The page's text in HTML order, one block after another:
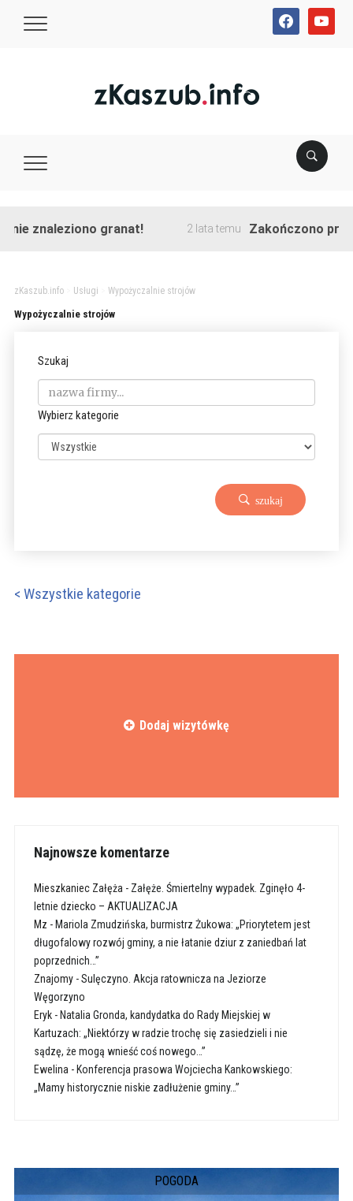
facebookyoutube
znaleziono granat! 2 lata temu Zakończono
zKaszub.info> Usługi Wypożyczalnie strojów
Wypożyczalnie strojów
Szukaj
Wybierz kategorie
szukaj
< Wszystkie kategorie
Dodaj wizytówkę
Najnowsze komentarze
Mieszkaniec Załęża - Załęże. Śmiertelny wypadek. Zginęło 4-
letnie dziecko – AKTUALIZACJA
Mz - Mariola Zmudzińska, burmistrz Żukowa: „Priorytetem jest
długofalowy rozwój gminy, a nie łatanie dziur z zaniedbań lat
poprzednich…”
Znajomy-Sulęczyno. Akcja ratownicza na Jeziorze
Węgorzyno
Eryk- Natalia Gronda, kandydatka do Rady Miejskiej w
Kartuzach: „Niektórzy w radzie trochę się zasiedzieli i nie
sądzę, że mogą wnieść coś nowego…”
Ewelina - Konferencja prasowa Wojciecha Kankowskiego:
„Mamy historycznie niskie zadłużenie gminy…”
POGODA